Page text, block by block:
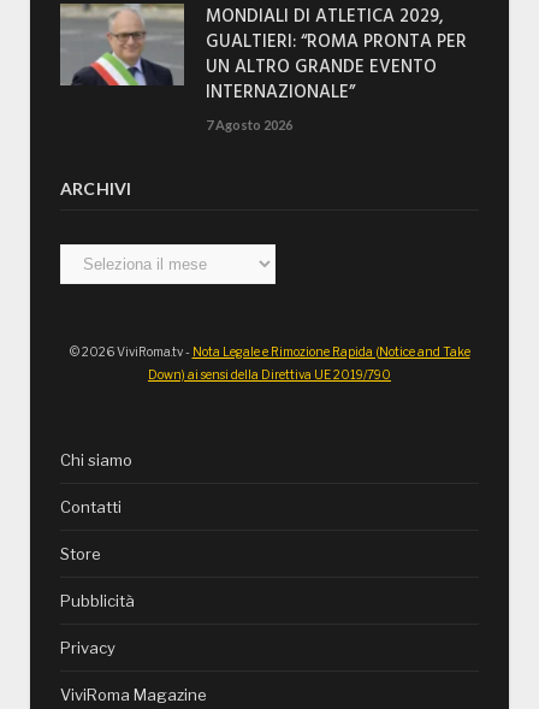
MONDIALI DI ATLETICA 2029,
GUALTIERI: “ROMA PRONTA PER
UN ALTRO GRANDE EVENTO
INTERNAZIONALE”
7 Agosto 2026
ARCHIVI
Archivi
© 2026 ViviRoma.tv - Nota Legale e Rimozione Rapida (Notice and Take
Down) ai sensi della Direttiva UE 2019/790
Chi siamo
Contatti
Store
Pubblicità
Privacy
ViviRoma Magazine